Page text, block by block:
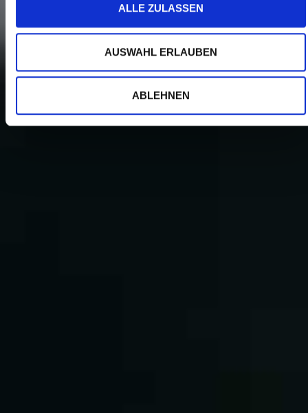
ALLE ZULASSEN
AUSWAHL ERLAUBEN
ABLEHNEN